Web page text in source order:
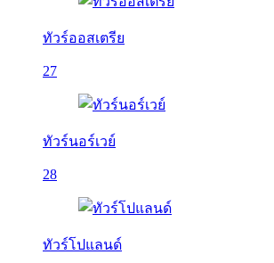
ทัวร์ออสเตรีย
27
ทัวร์นอร์เวย์
28
ทัวร์โปแลนด์